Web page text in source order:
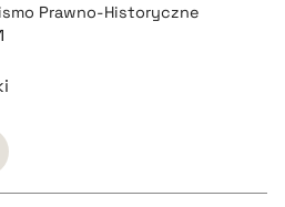
Prawno-Historyczne